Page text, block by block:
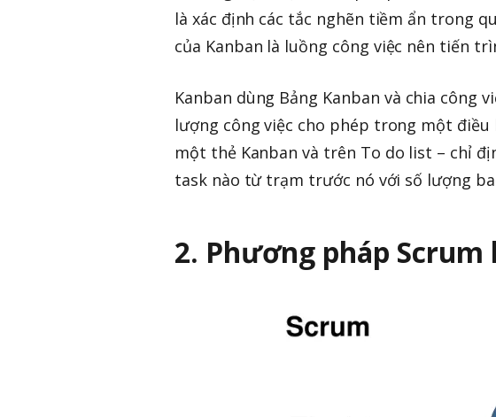
là xác định các tắc nghẽn tiềm ẩn trong
của Kanban là luồng công việc nên tiến
Kanban dùng Bảng Kanban và chia công
lượng công việc cho phép trong một
một thẻ Kanban và trên To do list – chỉ
task nào từ trạm trước nó với số lượng
2. Phương pháp Scrum